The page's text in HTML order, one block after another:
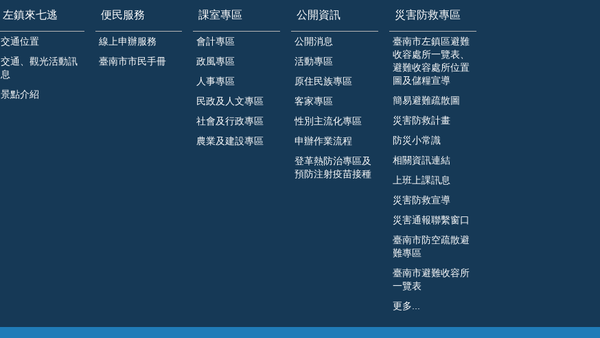
左鎮來七逃
交通位置
交通、觀光活動訊
息
景點介紹
便民服務
線上申辦服務
臺南市市民手冊
課室專區
會計專區
政風專區
人事專區
民政及人文專區
社會及行政專區
農業及建設專區
公開資訊
公開消息
活動專區
原住民族專區
客家專區
性別主流化專區
申辦作業流程
登革熱防治專區及
預防注射疫苗接種
災害防救專區
臺南市左鎮區避難
收容處所一覽表、
避難收容處所位置
圖及儲糧宣導
簡易避難疏散圖
災害防救計畫
防災小常識
相關資訊連結
上班上課訊息
災害防救宣導
災害通報聯繫窗口
臺南市防空疏散避
難專區
臺南市避難收容所
一覽表
更多...